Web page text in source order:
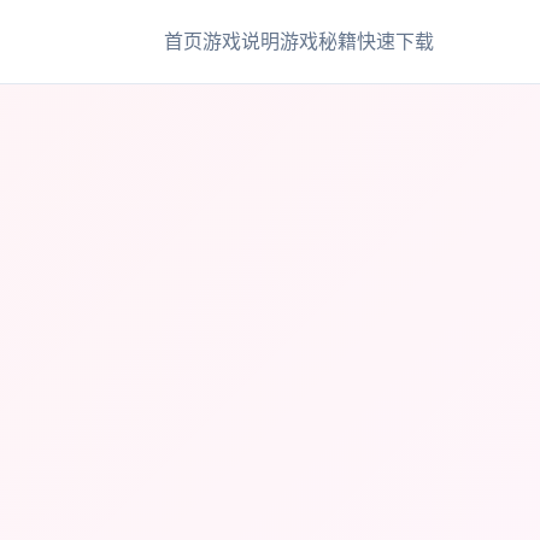
首页游戏说明游戏秘籍快速下载